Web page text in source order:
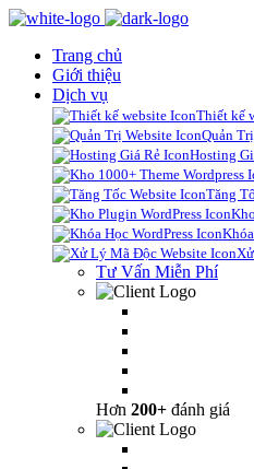
Trang chủ
Giới thiệu
Dịch vụ
Thiết kế
Quản
Hosting
Tăng
Tư Vấn Miễn Phí
Hơn 200+ đánh giá